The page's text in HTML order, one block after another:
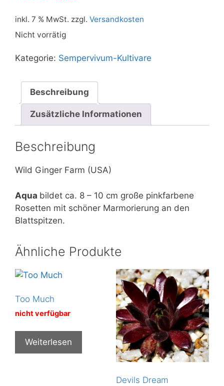
inkl. 7 % MwSt. zzgl. Versandkosten
Nicht vorrätig
Kategorie: Sempervivum-Kultivare
Beschreibung
Zusätzliche Informationen
Beschreibung
Wild Ginger Farm (USA)
Aqua bildet ca. 8 – 10 cm große pinkfarbene
Rosetten mit schöner Marmorierung an den
Blattspitzen.
Ähnliche Produkte
Too Much
nicht verfügbar
Weiterlesen
Devils Dream